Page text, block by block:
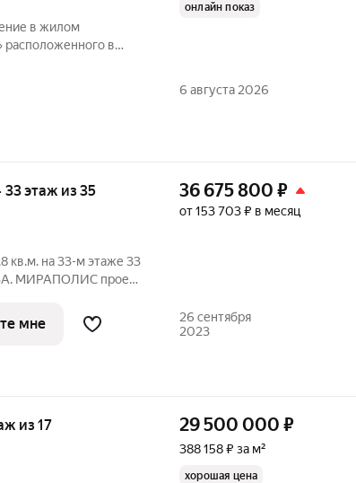
в жилом
расположенного в
Район
онлайн показ
6 августа 2026
33 этаж из 35
кв.м. на 33-м этаже 33
проект
36 675 800 ₽
от 153 703 ₽ в месяц
мне
26 сентября
2023
из 17 29 500 000 ₽
388 158 ₽ за м²
хорошая цена